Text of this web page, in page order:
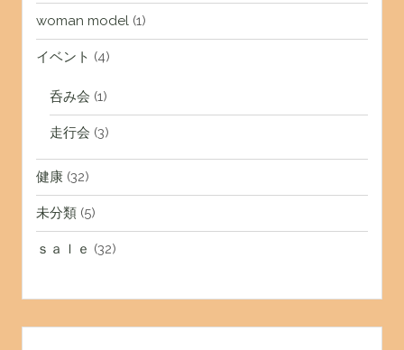
woman model(1)
イベント (4)
呑み会 (1)
走行会 (3)
健康(32)
未分類(5)
ｓａｌｅ (32)